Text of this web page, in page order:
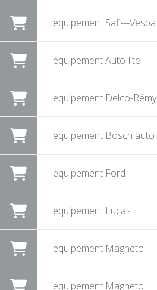
equipement Safi---Vespa
equipement Auto-lite
equipement Delco-Rémy
equipement Bosch auto
equipement Ford
equipement Lucas
equipement Magneto
equipement Magneto